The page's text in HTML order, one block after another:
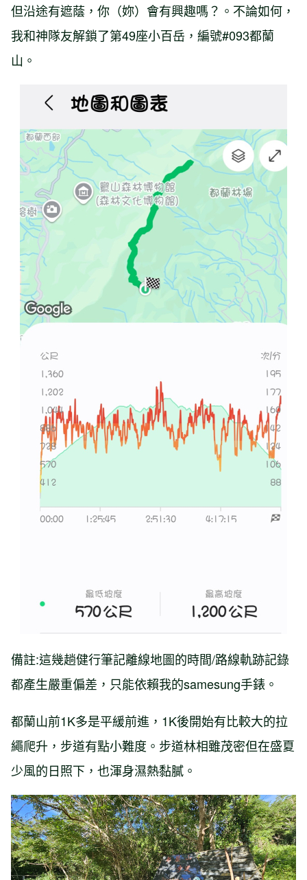
但沿途有遮蔭，你（妳）會有興趣嗎？。不論如何，
我和神隊友解鎖了第49座小百岳，編號#093都蘭
山。
備註:這幾趟健行筆記離線地圖的時間/路線軌跡記錄
都產生嚴重偏差，只能依賴我的samesung手錶。
都蘭山前1K多是平緩前進，1K後開始有比較大的拉
繩爬升，步道有點小難度。步道林相雖茂密但在盛夏
少風的日照下，也渾身濕熱黏膩。